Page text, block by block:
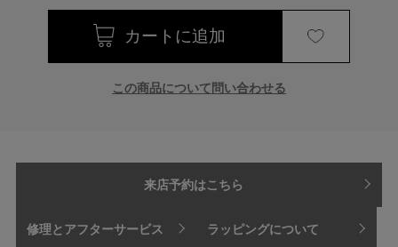
この商品について問い合わせる
来店予約はこちら
修理とアフターサービス ラッピングについて